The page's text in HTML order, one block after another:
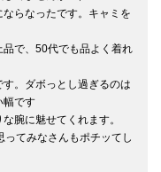
らなったです。キャミを
で、50代でも品よく着れ
。ダボっとし過ぎるのは
幅です
腕に魅せてくれます。
てみなさんもポチッてし